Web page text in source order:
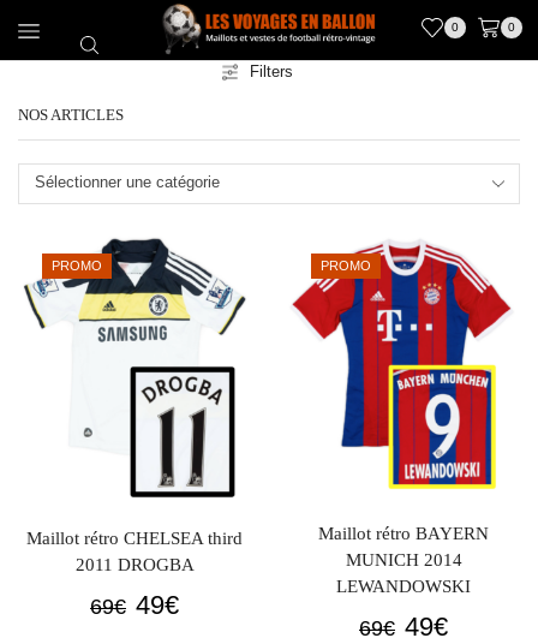
0 0
Filters
NOS ARTICLES
Sélectionner une catégorie
PROMO
Maillot rétro CHELSEA third
2011 DROGBA
69€ Le
49€Le
PROMO
Maillot rétro BAYERN
MUNICH 2014
LEWANDOWSKI
69€ Le
49€Le